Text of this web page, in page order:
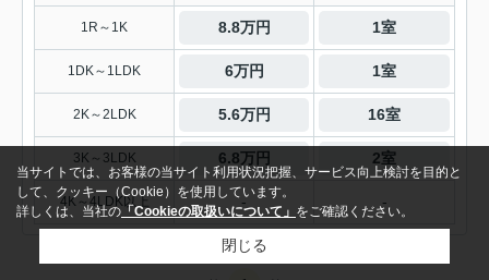
1R～1K 8.8万円 1室
1DK～1LDK 6万円 1室
2K～2LDK 5.6万円 16室
3K～3LDK 6.8万円 2室
4K～4LDK以上 - -
当サイトでは、お客様の当サイト利用状況把握、サービス向上検討を目的と
して、クッキー（Cookie）を使用しています。
詳しくは、当社の 「Cookieの取扱いについて」 をご確認ください。
閉じる